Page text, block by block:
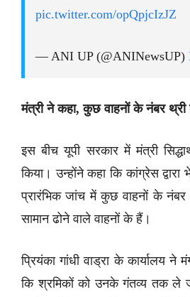
pic.twitter.com/opQpjcIzJZ
— ANI UP (@ANINewsUP)
मंत्री ने कहा, कुछ वाहनों के नंबर
इस बीच यूपी सरकार में मंत्री
किया। उन्होंने कहा कि कांग्रेस
प्रारंभिक जांच में कुछ वाहनों के
सामान ढोने वाले वाहनों के हैं।
प्रियंका गांधी वाड्रा के कार्यालय ने
कि श्रमिकों को उनके गंतव्य तक ले